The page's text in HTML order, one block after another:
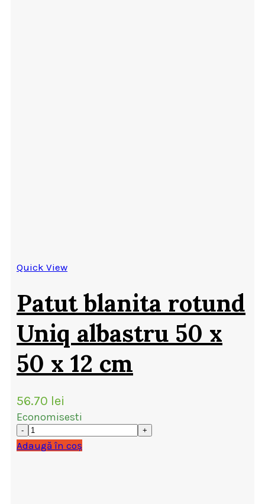
Quick View
Patut blanita rotund
Uniq albastru 50 x
50 x 12 cm
56.70 lei
Economisesti
Adaugă în coș